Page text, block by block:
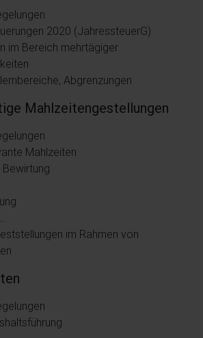
2020 (JahressteuerG)
im Bereich mehrtägiger
Abgrenzungen
Mahlzeitengestellungen
Mahlzeiten
im Rahmen von